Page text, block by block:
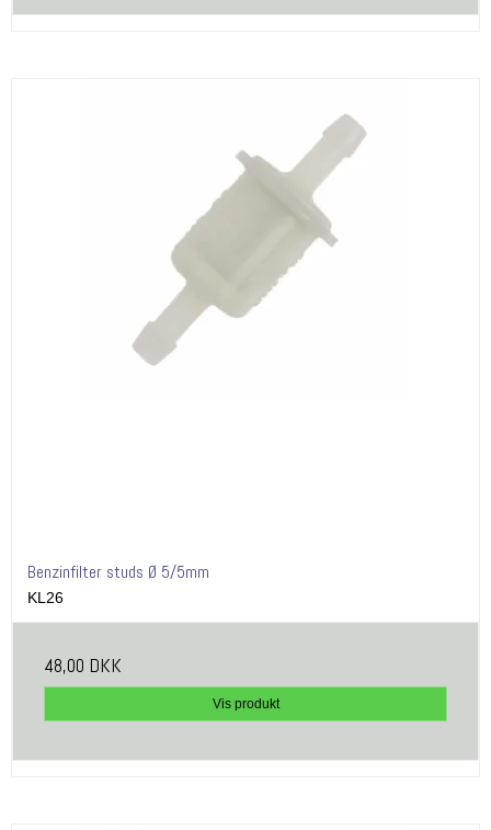
Benzinfilter studs Ø 5/5mm
KL26
48,00 DKK
Vis produkt